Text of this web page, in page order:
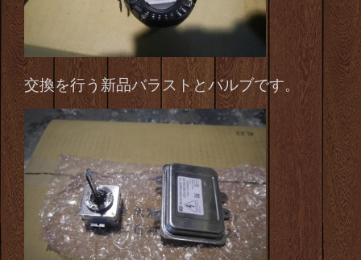
交換を行う新品バラストとバルブです。